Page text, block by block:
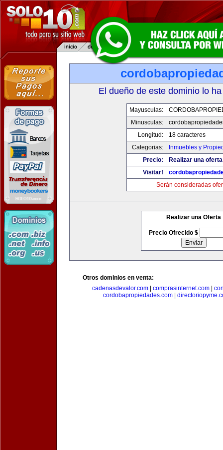
El dueño de este dominio lo
Mayusculas:
Minusculas:
Longitud:
18 caracteres
Categorias:
Inmuebles y
Precio:
Realizar una
Visitar!
Serán consideradas
Realizar una Oferta
Precio Ofrecido $
Otros dominios en venta:
cadenasdevalor.com
comprasinternet.com
cordobapropiedades.com|